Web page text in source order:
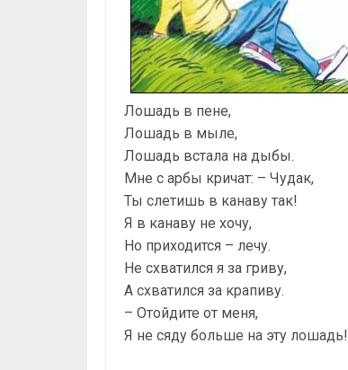
Лошадь в пене,
Лошадь в мыле,
Лошадь встала на дыбы.
Мне с арбы кричат: – Чудак,
Ты слетишь в канаву так!
Я в канаву не хочу,
Но приходится – лечу.
Не схватился я за гриву,
А схватился за крапиву.
– Отойдите от меня,
Я не сяду больше на эту лошадь!